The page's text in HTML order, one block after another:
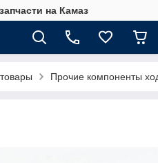
на Камаз
Прочие компоненты